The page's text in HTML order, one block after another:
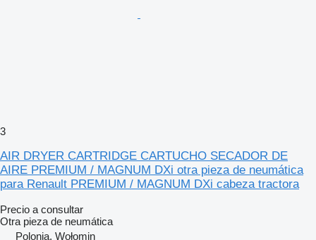
3
AIR DRYER CARTRIDGE CARTUCHO SECADOR DE
AIRE PREMIUM / MAGNUM DXi otra pieza de neumática
para Renault PREMIUM / MAGNUM DXi cabeza tractora
Precio a consultar
Otra pieza de neumática
Polonia, Wołomin